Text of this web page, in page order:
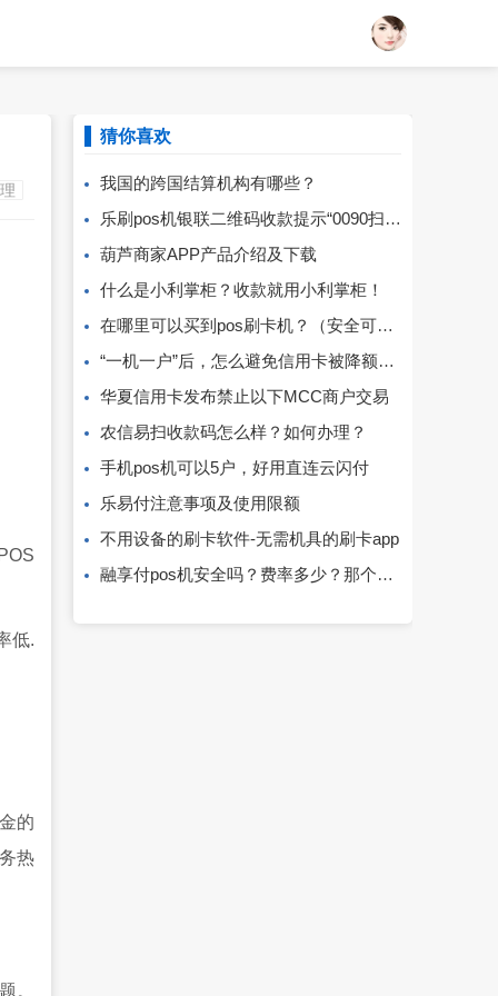
低.
的
热
。
猜你喜欢
我国的跨国结算机构有哪些？
乐刷pos机银联二维码收款提示“0090扫码限额”
葫芦商家APP产品介绍及下载
什么是小利掌柜？收款就用小利掌柜！
在哪里可以买到pos刷卡机？（安全可靠的申请有那些）
“一机一户”后，怎么避免信用卡被降额封卡？
华夏信用卡发布禁止以下MCC商户交易
农信易扫收款码怎么样？如何办理？
手机pos机可以5户，好用直连云闪付
乐易付注意事项及使用限额
不用设备的刷卡软件-无需机具的刷卡app
融享付pos机安全吗？费率多少？那个公司的？